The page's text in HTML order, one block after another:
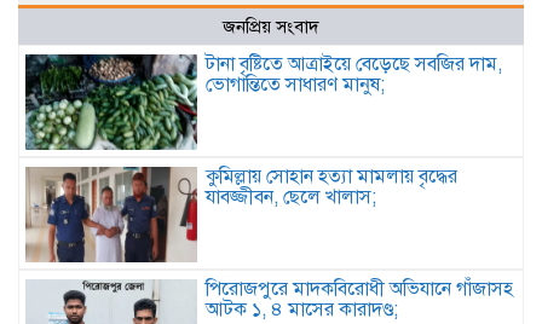
জনপ্রিয় সংবাদ
টানা বৃষ্টিতে আত্রাইয়ে বেড়েছে সবজির দাম,
ভোগান্তিতে সাধারণ মানুষ;
কুমিল্লায় সোহান হত্যা মামলায় বৃদ্ধের
যাবজ্জীবন, ছেলে খালাস;
পিরোজপুরে মাদকবিরোধী অভিযানে গাঁজাসহ
আটক ১, ৪ মাসের কারাদণ্ড;